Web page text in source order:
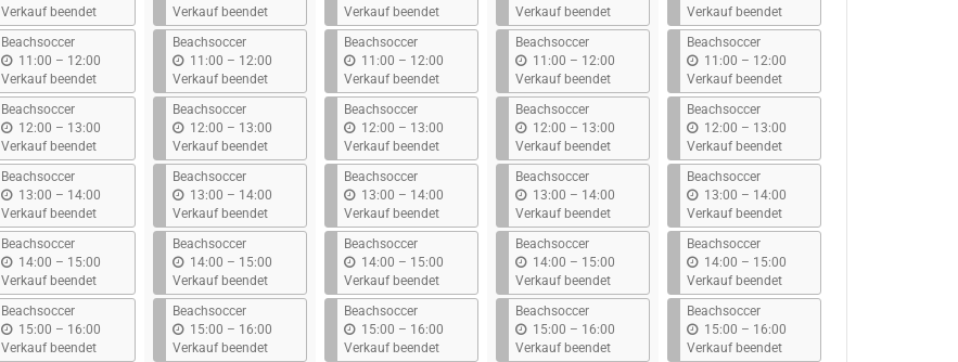
i
s
Verkauf beendet
Beachsoccer
11:00 – b
i
s
12:00
Verkauf beendet
Beachsoccer
12:00 – b
i
s
13:00
Verkauf beendet
Beachsoccer
13:00 – b
i
s
14:00
Verkauf beendet
Beachsoccer
14:00 – b
i
s
15:00
Verkauf beendet
Beachsoccer
15:00 – b
i
16:00
Verkauf beendet
i
s
Verkauf beendet
Beachsoccer
11:00 – b
i
s
12:00
Verkauf beendet
Beachsoccer
12:00 – b
i
s
13:00
Verkauf beendet
Beachsoccer
13:00 – b
i
s
14:00
Verkauf beendet
Beachsoccer
14:00 – b
i
s
15:00
Verkauf beendet
Beachsoccer
15:00 – b
i
16:00
Verkauf beendet
i
s
Verkauf beendet
Beachsoccer
11:00 – b
i
s
12:00
Verkauf beendet
Beachsoccer
12:00 – b
i
s
13:00
Verkauf beendet
Beachsoccer
13:00 – b
i
s
14:00
Verkauf beendet
Beachsoccer
14:00 – b
i
s
15:00
Verkauf beendet
Beachsoccer
15:00 – b
i
16:00
Verkauf beendet
i
s
Verkauf beendet
Beachsoccer
11:00 – b
i
s
12:00
Verkauf beendet
Beachsoccer
12:00 – b
i
s
13:00
Verkauf beendet
Beachsoccer
13:00 – b
i
s
14:00
Verkauf beendet
Beachsoccer
14:00 – b
i
s
15:00
Verkauf beendet
Beachsoccer
15:00 – b
i
16:00
Verkauf beendet
i
s
Verkauf beendet
Beachsoccer
11:00 – b
i
s
12:00
Verkauf beendet
Beachsoccer
12:00 – b
i
s
13:00
Verkauf beendet
Beachsoccer
13:00 – b
i
s
14:00
Verkauf beendet
Beachsoccer
14:00 – b
i
s
15:00
Verkauf beendet
Beachsoccer
15:00 – b
i
16:00
Verkauf beendet